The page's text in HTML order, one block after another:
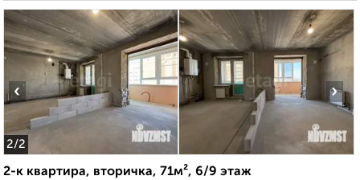
2/2
‹ ›
2-к квартира, вторичка, 71м², 6/9 этаж